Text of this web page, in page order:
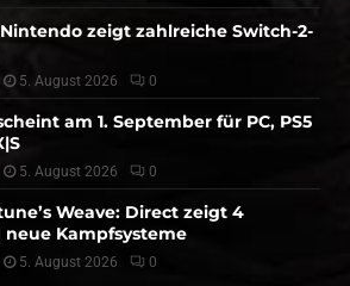
zeigt zahlreiche Switch-2-
5. August 2026 0
am 1. September für PC, PS5
5. August 2026 0
Weave: Direct zeigt 4
Kampfsysteme
5. August 2026 0